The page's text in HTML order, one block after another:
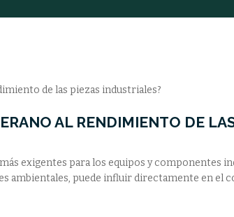
AL RENDIMIENTO DE
exigentes para los equipos y componentes
ambientales, puede influir directamente en el